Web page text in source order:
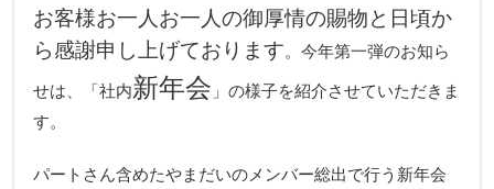
お客様お一人お一人の御厚情の賜物と日頃か
ら感謝申し上げております。今年第一弾のお知ら
せは、「社内新年会 」の様子を紹介させていただきま
す。
パートさん含めたやまだいのメンバー総出で行う新年会